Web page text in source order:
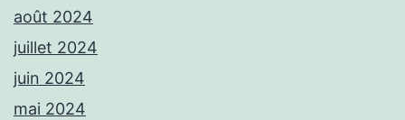
août 2024
juillet 2024
juin 2024
mai 2024